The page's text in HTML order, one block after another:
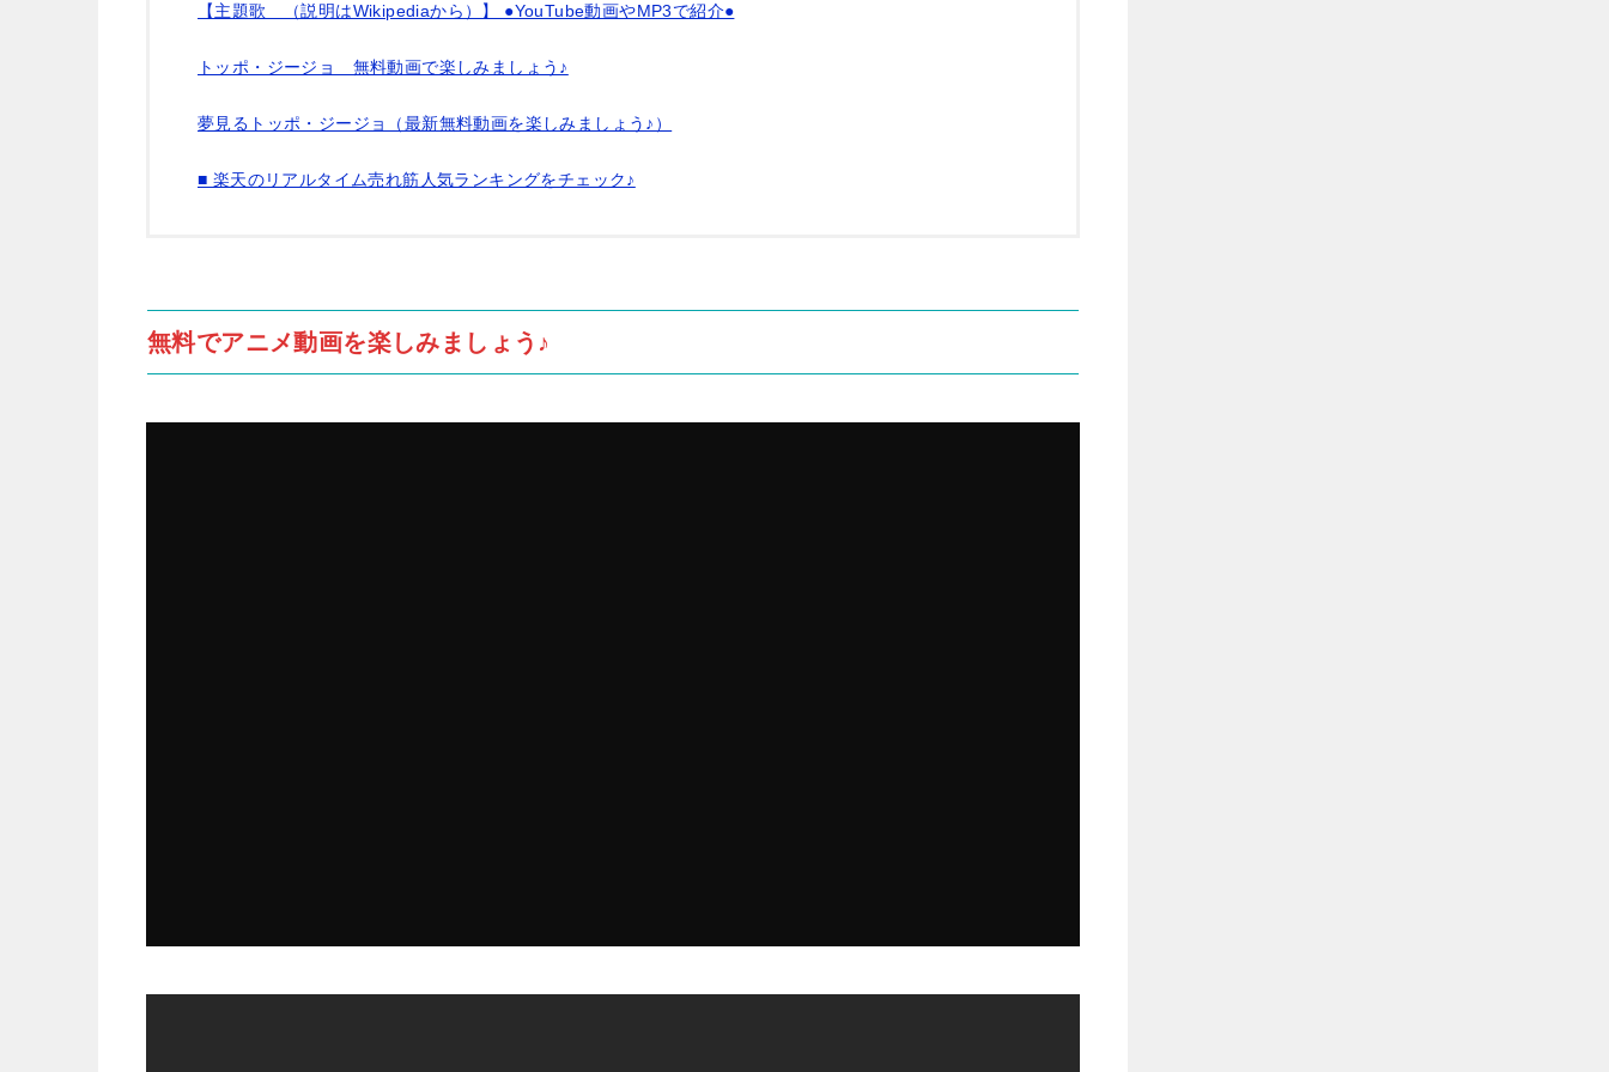
【主題歌 （説明はWikipediaから）】 ●YouTube動画やMP3で紹介●
トッポ・ジージョ 無料動画で楽しみましょう♪
夢見るトッポ・ジージョ（最新無料動画を楽しみましょう♪）
■ 楽天のリアルタイム売れ筋人気ランキングをチェック♪
無料でアニメ動画を楽しみましょう♪